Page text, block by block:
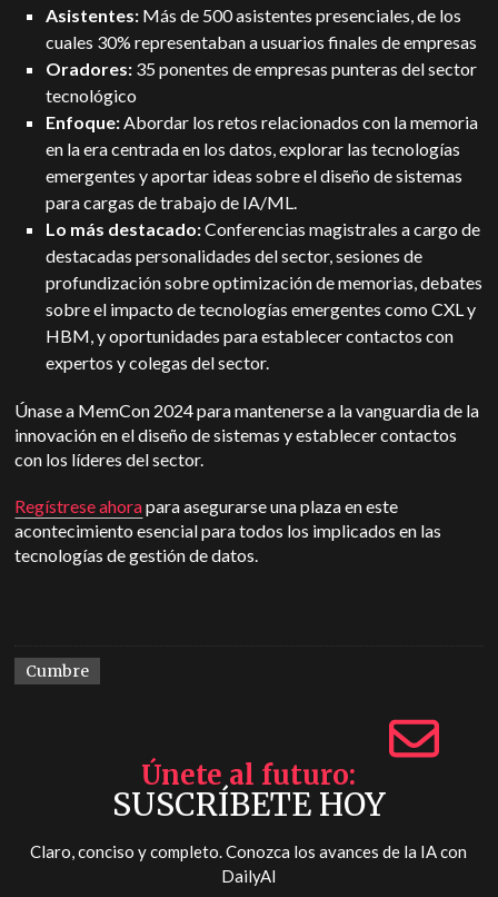
Asistentes: Más de 500 asistentes presenciales, de los
cuales 30% representaban a usuarios finales de empresas
Oradores: 35 ponentes de empresas punteras del sector
tecnológico
Enfoque:Abordar los retos relacionados con la memoria
en la era centrada en los datos, explorar las tecnologías
emergentes y aportar ideas sobre el diseño de sistemas
para cargas de trabajo de IA/ML.
Lo más destacado:Conferencias magistrales a cargo de
destacadas personalidades del sector, sesiones de
profundización sobre optimización de memorias, debates
sobre el impacto de tecnologías emergentes como CXL y
HBM, y oportunidades para establecer contactos con
expertos y colegas del sector.
Únase a MemCon 2024 para mantenerse a la vanguardia de la
innovación en el diseño de sistemas y establecer contactos
con los líderes del sector.
Regístrese ahorapara asegurarse una plaza en este
acontecimiento esencial para todos los implicados en las
tecnologías de gestión de datos.
Cumbre
Únete al futuro
SUSCRÍBETE HOY
Claro, conciso y completo. Conozca los avances de la IA con
DailyAI